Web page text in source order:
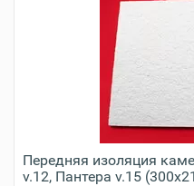
Передняя изоляция
v.12, Пантера v.15